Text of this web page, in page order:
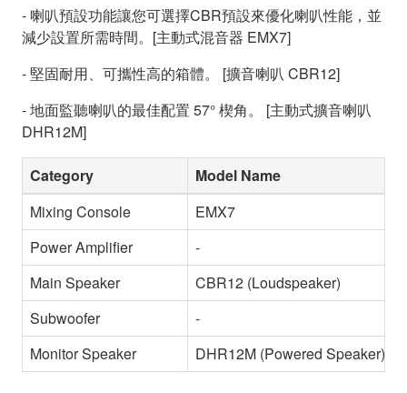
- 喇叭預設功能讓您可選擇CBR預設來優化喇叭性能，並
減少設置所需時間。[主動式混音器 EMX7]
- 堅固耐用、可攜性高的箱體。 [擴音喇叭 CBR12]
- 地面監聽喇叭的最佳配置 57° 楔角。 [主動式擴音喇叭
DHR12M]
Category
Model Name
Mixing Console
EMX7
Power Amplifier
-
Main Speaker
CBR12 (Loudspeaker)
Subwoofer
-
Monitor Speaker
DHR12M (Powered Speaker)